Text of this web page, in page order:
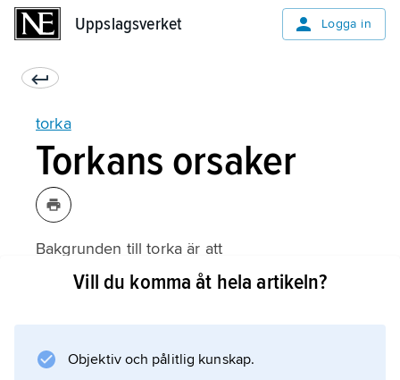
Uppslagsverket Logga in
torka
Torkans orsaker
Bakgrunden till torka är att
vattenbalansen
E+T+R+S där P är nederbörd, E evaporation
Vill du komma åt hela artikeln?
Objektiv och pålitlig kunskap.